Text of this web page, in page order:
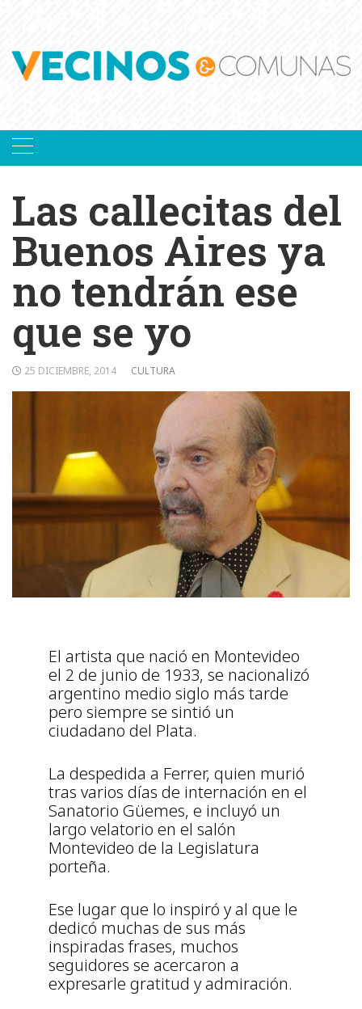
Las callecitas del
Buenos Aires ya
no tendrán ese
que se yo
25 DICIEMBRE, 2014 CULTURA
El artista que nació en Montevideo
el 2 de junio de 1933, se nacionalizó
argentino medio siglo más tarde
pero siempre se sintió un
ciudadano del Plata.
La despedida a Ferrer, quien murió
tras varios días de internación en el
Sanatorio Güemes, e incluyó un
largo velatorio en el salón
Montevideo de la Legislatura
porteña.
Ese lugar que lo inspiró y al que le
dedicó muchas de sus más
inspiradas frases, muchos
seguidores se acercaron a
expresarle gratitud y admiración.